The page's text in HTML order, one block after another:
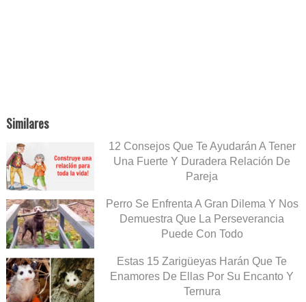
Similares
12 Consejos Que Te Ayudarán A Tener
Una Fuerte Y Duradera Relación De
Pareja
Perro Se Enfrenta A Gran Dilema Y Nos
Demuestra Que La Perseverancia
Puede Con Todo
Estas 15 Zarigüeyas Harán Que Te
Enamores De Ellas Por Su Encanto Y
Ternura